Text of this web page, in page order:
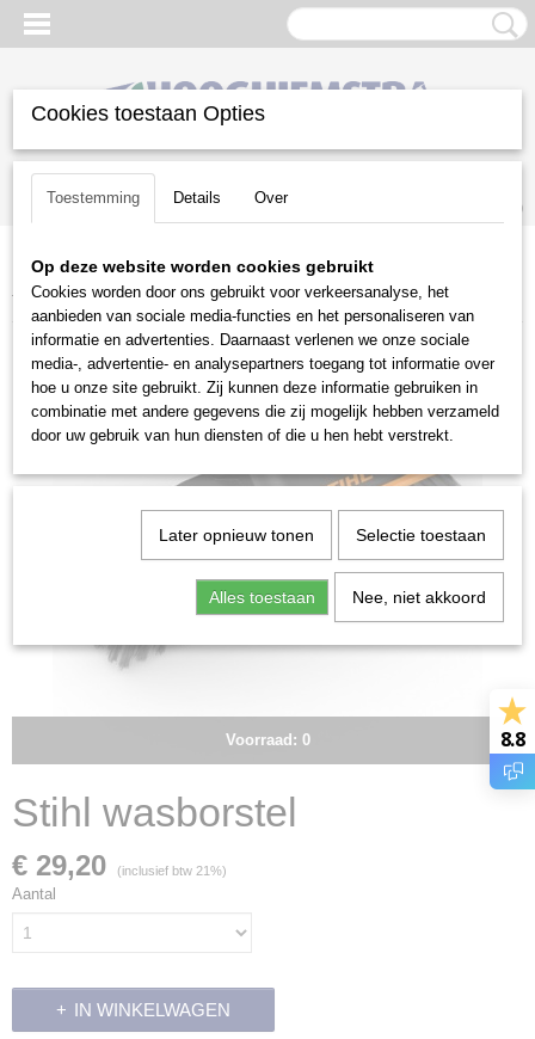
Inloggen Registreren
(0)
Home >Reiniging> Hogedrukreinigers >Toebehoren
toebehoren>Stihl wasborstel
Voorraad: 0
Stihl wasborstel
€ 29,20 (inclusief btw 21%)
Aantal
IN WINKELWAGEN
8.8
Cookies toestaan Opties
Toestemming Details Over
Op deze website worden cookies gebruikt
Cookies worden door ons gebruikt voor verkeersanalyse, het
aanbieden van sociale media-functies en het personaliseren van
informatie en advertenties. Daarnaast verlenen we onze sociale
media-, advertentie- en analysepartners toegang tot informatie over
hoe u onze site gebruikt. Zij kunnen deze informatie gebruiken in
combinatie met andere gegevens die zij mogelijk hebben verzameld
door uw gebruik van hun diensten of die u hen hebt verstrekt.
Later opnieuw tonen Selectie toestaan
Alles toestaan Nee, niet akkoord